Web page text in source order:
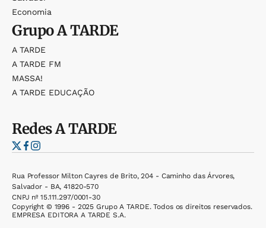
Economia
GrupoA TARDE
A TARDE
A TARDE FM
MASSA!
A TARDE EDUCAÇÃO
RedesA TARDE
Rua Professor Milton Cayres de Brito, 204 - Caminho das Árvores,
Salvador - BA, 41820-570
CNPJ nº 15.111.297/0001-30
Copyright © 1996 - 2025 Grupo A TARDE. Todos os direitos reservados.
EMPRESA EDITORA A TARDE S.A.